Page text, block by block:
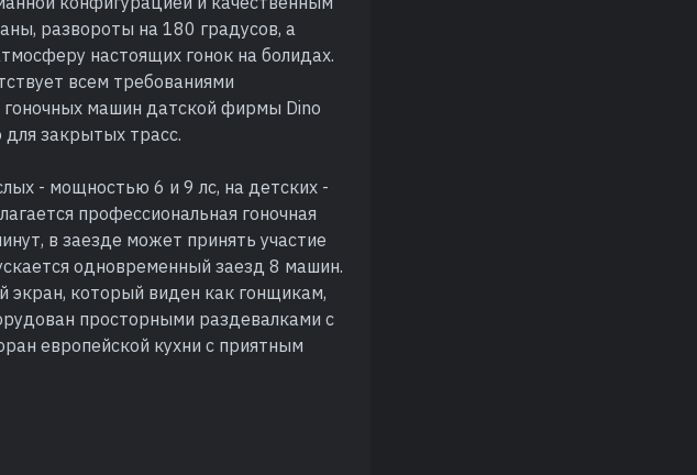
развороты на 180 градусов, а
настоящих гонок на болидах.
всем требованиями
машин датской фирмы Dino
закрытых трасс.
- мощностью 6 и 9 лс, на детских -
профессиональная гоночная
в заезде может принять участие
одновременный заезд 8 машин.
экран, который виден как гонщикам,
просторными раздевалками с
европейской кухни с приятным